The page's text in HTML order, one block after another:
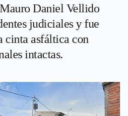
Daniel Vellido
judiciales y fue
cinta asfáltica con
intactas.